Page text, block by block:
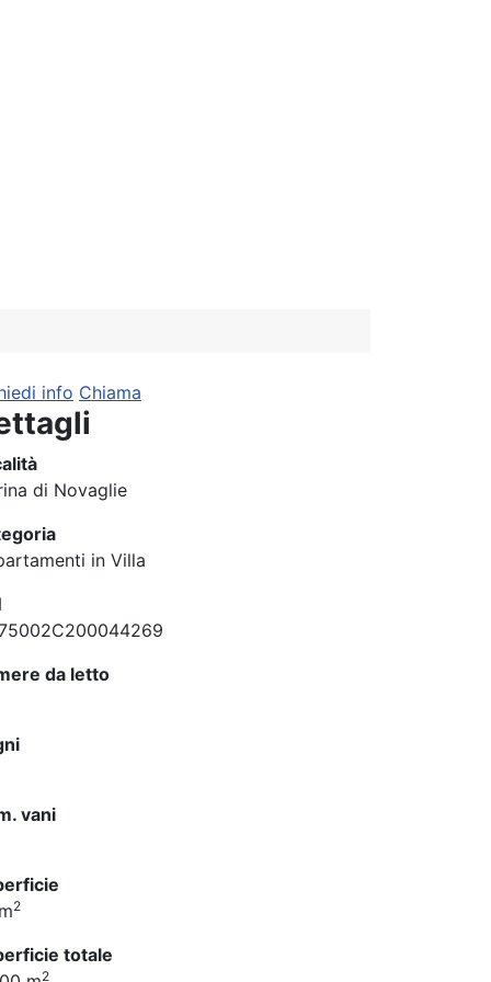
info Chiama
di Novaglie
in Villa
da letto
vani
2
totale
2